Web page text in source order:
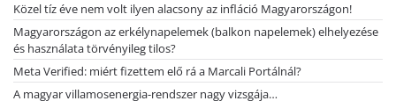
Közel tíz éve nem volt ilyen alacsony az infláció Magyarországon!
Magyarországon az erkélynapelemek (balkon napelemek) elhelyezése
és használata törvényileg tilos?
Meta Verified: miért fizettem elő rá a Marcali Portálnál?
A magyar villamosenergia-rendszer nagy vizsgája…